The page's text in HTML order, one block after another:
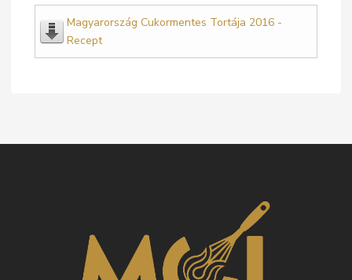
Magyarország Cukormentes Tortája 2016 -
Recept